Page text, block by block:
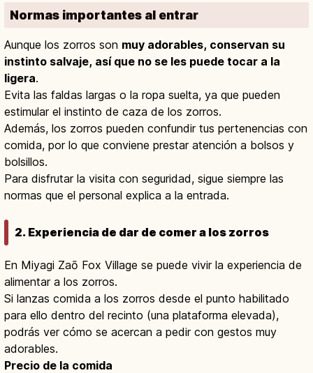
Normas importantes al entrar
Aunque los zorros son muy adorables, conservan su
instinto salvaje, así que no se les puede tocar a la
ligera.
Evita las faldas largas o la ropa suelta, ya que pueden
estimular el instinto de caza de los zorros.
Además, los zorros pueden confundir tus pertenencias con
comida, por lo que conviene prestar atención a bolsos y
bolsillos.
Para disfrutar la visita con seguridad, sigue siempre las
normas que el personal explica a la entrada.
2. Experiencia de dar de comer a los zorros
En Miyagi Zaō Fox Village se puede vivir la experiencia de
alimentar a los zorros.
Si lanzas comida a los zorros desde el punto habilitado
para ello dentro del recinto (una plataforma elevada),
podrás ver cómo se acercan a pedir con gestos muy
adorables.
Precio de la comida